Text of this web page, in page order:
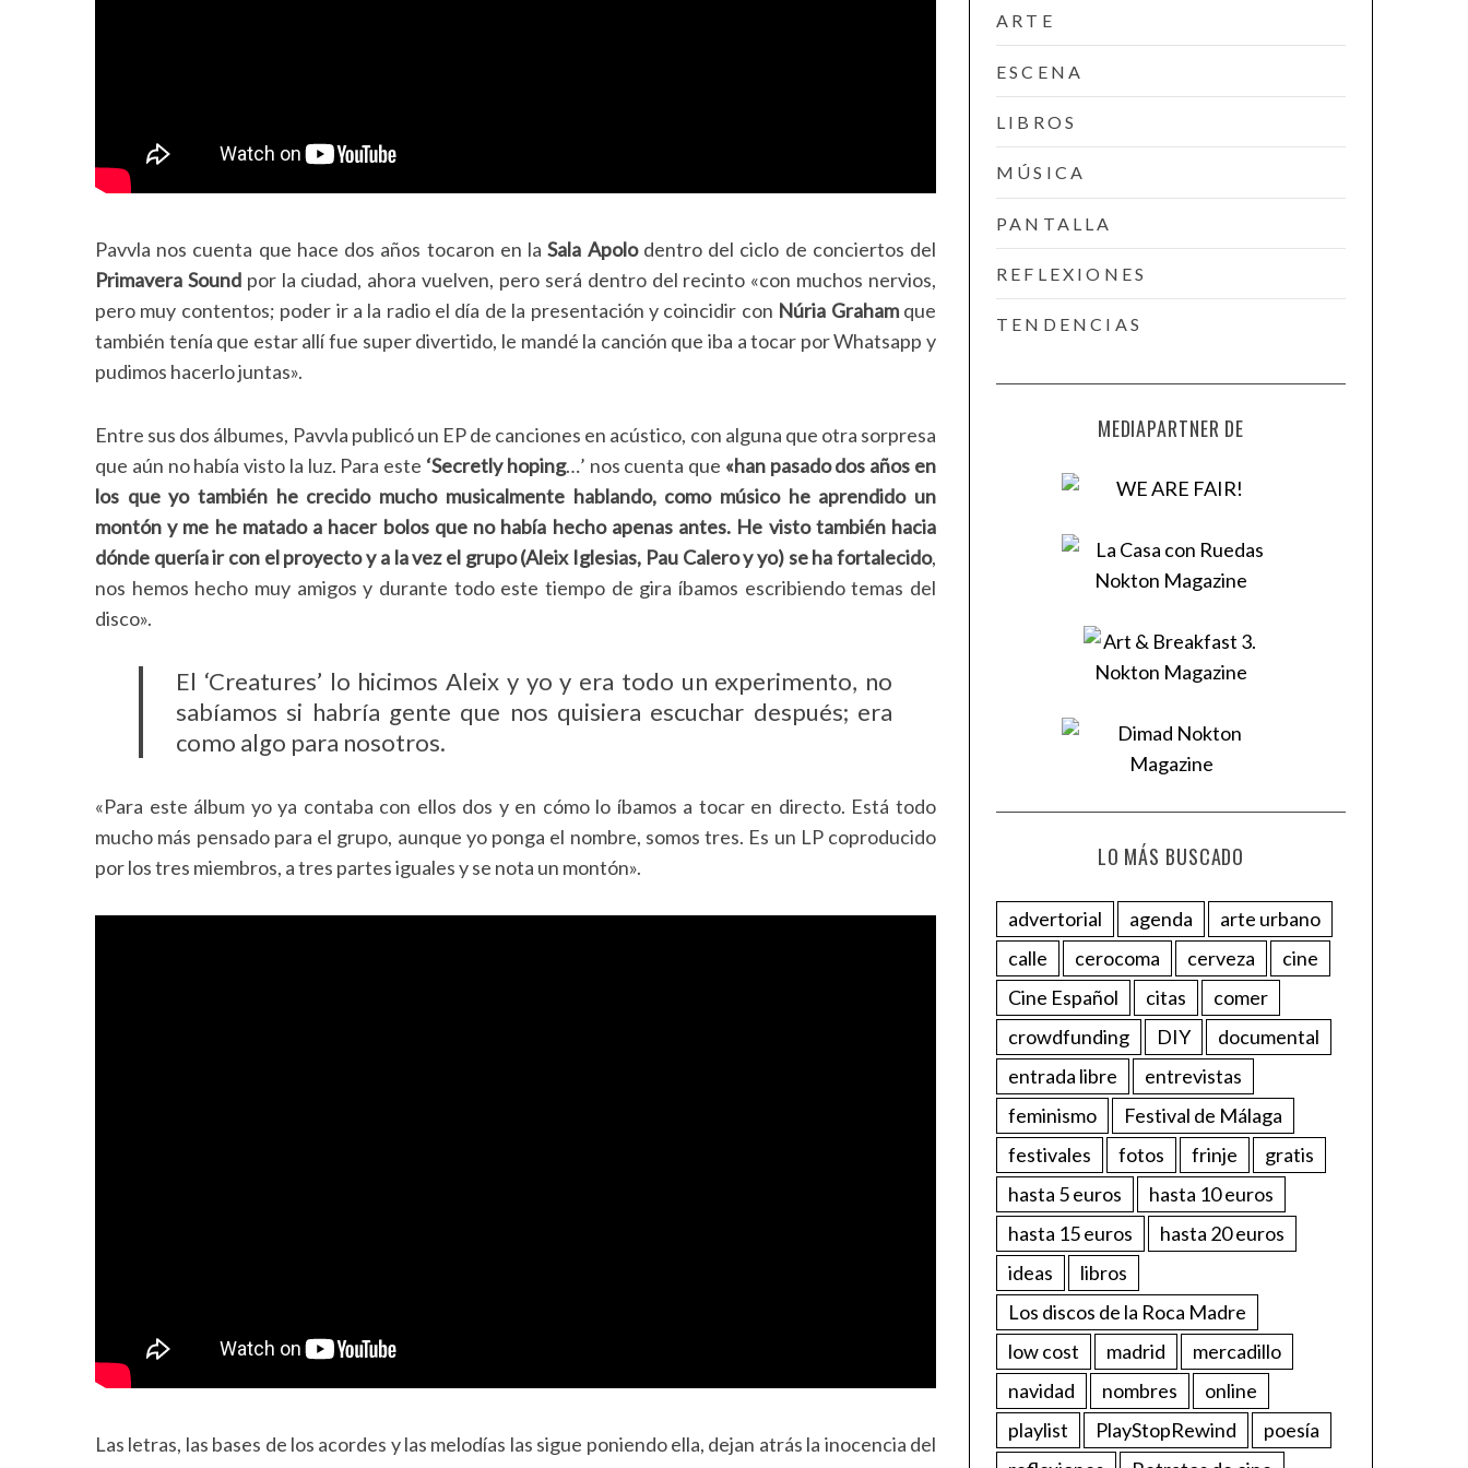
Pavvla nos cuenta que hace dos años tocaron en laSala Apolodentro del ciclo de conciertos del
Primavera Soundpor la ciudad, ahora vuelven, pero será dentro del recinto «con muchos nervios,
pero muy contentos; poder ir a la radio el día de la presentación y coincidir con Núria Grahamque
también tenía que estar allí fue super divertido, le mandé la canción que iba a tocar por Whatsapp y
pudimos hacerlo juntas».
Entre sus dos álbumes, Pavvla publicó un EP de canciones en acústico, con alguna que otra sorpresa
que aún no había visto la luz. Para este ‘Secretly hoping…’ nos cuenta que «han pasado dos años en
los que yo también he crecido mucho musicalmente hablando, como músico he aprendido un
montón y me he matado a hacer bolos que no había hecho apenas antes. He visto también hacia
dónde quería ir con el proyecto y a la vez el grupo (Aleix Iglesias, Pau Calero y yo) se ha fortalecido,
nos hemos hecho muy amigos y durante todo este tiempo de gira íbamos escribiendo temas del
disco».
El ‘Creatures’ lo hicimos Aleix y yo y era todo un experimento, no
sabíamos si habría gente que nos quisiera escuchar después; era
como algo para nosotros.
«Para este álbum yo ya contaba con ellos dos y en cómo lo íbamos a tocar en directo. Está todo
mucho más pensado para el grupo, aunque yo ponga el nombre, somos tres. Es un LP coproducido
por los tres miembros, a tres partes iguales y se nota un montón».
Las letras, las bases de los acordes y las melodías las sigue poniendo ella, dejan atrás la inocencia del
ARTE
ESCENA
LIBROS
MÚSICA
PANTALLA
REFLEXIONES
TENDENCIAS
MEDIAPARTNER DE
LO MÁS BUSCADO
advertorial agenda
arte urbano
calle
cerocoma cerveza
cine
Cine Español
citas
comer
crowdfunding
DIY
documental
entrada libre
entrevistas
feminismo
Festival de Málaga
festivales
fotos frinje
gratis
hasta 5 euros
hasta 10 euros
hasta 15 euros
hasta 20 euros
ideas
libros
Los discos de la Roca Madre
low cost
madrid
mercadillo
navidad
nombres
online
playlist
PlayStopRewind
poesía
a
f
o
r